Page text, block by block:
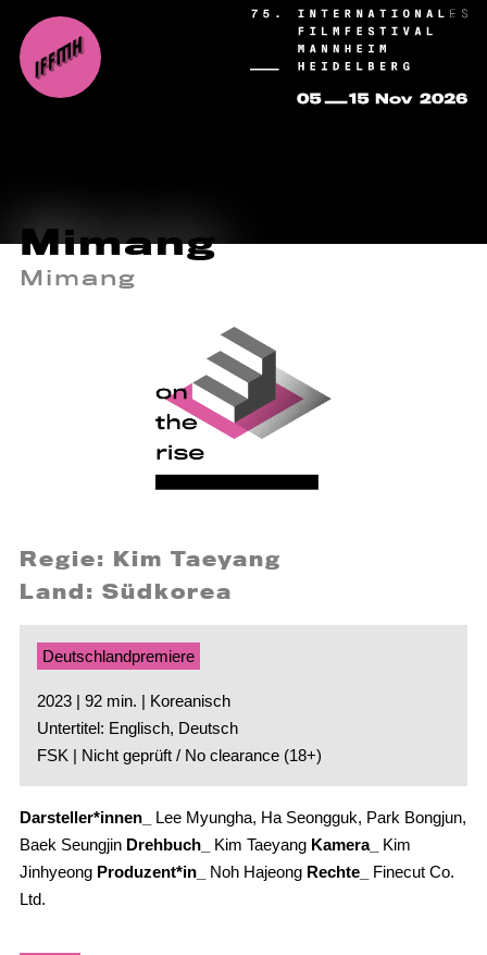
Mimang
Mimang
Regie: Kim Taeyang
Land: Südkorea
Deutschlandpremiere
2023 | 92 min. | Koreanisch
Untertitel: Englisch, Deutsch
FSK | Nicht geprüft / No clearance (18+)
Darsteller*innen_
Lee Myungha, Ha Seongguk, Park Bongjun,
Baek Seungjin Drehbuch_ Kim Taeyang Kamera_
Kim
Jinhyeong Produzent*in_ Noh Hajeong Rechte_
Finecut Co.
Ltd.